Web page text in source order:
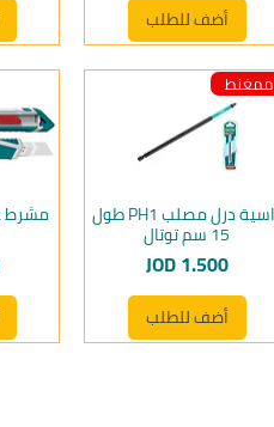
أضف للطلب
ممغنط
راسية درل مصلب PH1 طول
15 سم توتال
السعر
JOD 1.500
أضف للطلب